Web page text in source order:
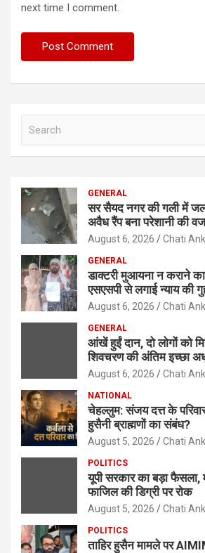
next time I comment.
h
GENERAL
सर सैयद नगर की गली में
अवैध रैंप बना परेशानी की
August 6, 2026 Chati
GENERAL
डाक्टरी मुआयना न कराने
एसएसपी से लगाई न्याय की
August 6, 2026 Chati
GENERAL
आंखें हुईं दान, दो लोगों को
शिवचरण की अंतिम इच्छा
August 6, 2026 Chati
NATIONAL
चेहल्लुम: संजय दत्त के
हुसैनी ब्राह्मणों का संबंध?
August 5, 2026 Chati
POLITICS
यूपी सरकार का बड़ा फैसला,
फाजिल की डिग्री पर रोक
August 5, 2026 Chati
POLITICS
ताहिर हुसैन मामले पर